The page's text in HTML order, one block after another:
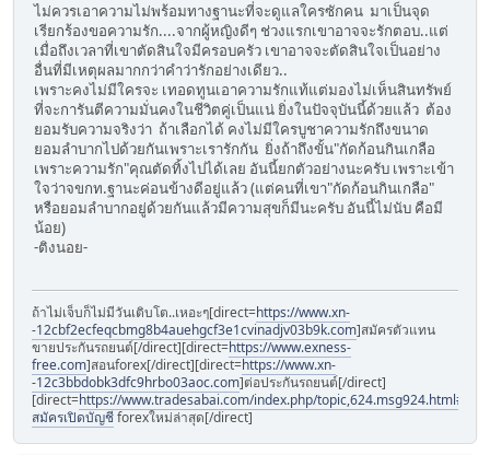
ไม่ควรเอาความไม่พร้อมทางฐานะที่จะดูแลใครซักคน มาเป็นจุด
เรียกร้องขอความรัก....จากผู้หญิงดีๆ ช่วงแรกเขาอาจจะรักตอบ..แต่
เมื่อถึงเวลาที่เขาตัดสินใจมีครอบครัว เขาอาจจะตัดสินใจเป็นอย่าง
อื่นที่มีเหตุผลมากกว่าคำว่ารักอย่างเดียว..
เพราะคงไม่มีใครจะ เทอดทูนเอาความรักแท้แต่มองไม่เห็นสินทรัพย์
ที่จะการันตีความมั่นคงในชีวิตคู่เป็นแน่ ยิ่งในปัจจุบันนี้ด้วยแล้ว ต้อง
ยอมรับความจริงว่า ถ้าเลือกได้ คงไม่มีใครบูชาความรักถึงขนาด
ยอมลำบากไปด้วยกันเพราะเรารักกัน ยิ่งถ้าถึงขั้น"กัดก้อนกินเกลือ
เพราะความรัก"คุณตัดทิ้งไปได้เลย อันนี้ยกตัวอย่างนะครับ เพราะเข้า
ใจว่าจขกท.ฐานะค่อนข้างดีอยู่แล้ว (แต่คนที่เขา"กัดก้อนกินเกลือ"
หรือยอมลำบากอยู่ด้วยกันแล้วมีความสุขก็มีนะครับ อันนี้ไม่นับ คือมี
น้อย)
-ติงนอย-
ถ้าไม่เจ็บก็ไม่มีวันเติบโต..เหอะๆ[direct=https://www.xn-
-12cbf2ecfeqcbmg8b4auehgcf3e1cvinadjv03b9k.com]สมัครตัวแทน
ขายประกันรถยนต์[/direct][direct=https://www.exness-
free.com]สอนforex[/direct][direct=https://www.xn-
-12c3bbdobk3dfc9hrbo03aoc.com]ต่อประกันรถยนต์[/direct]
[direct=https://www.tradesabai.com/index.php/
สมัครเปิดบัญชีforexใหม่ล่าสุด[/direct]